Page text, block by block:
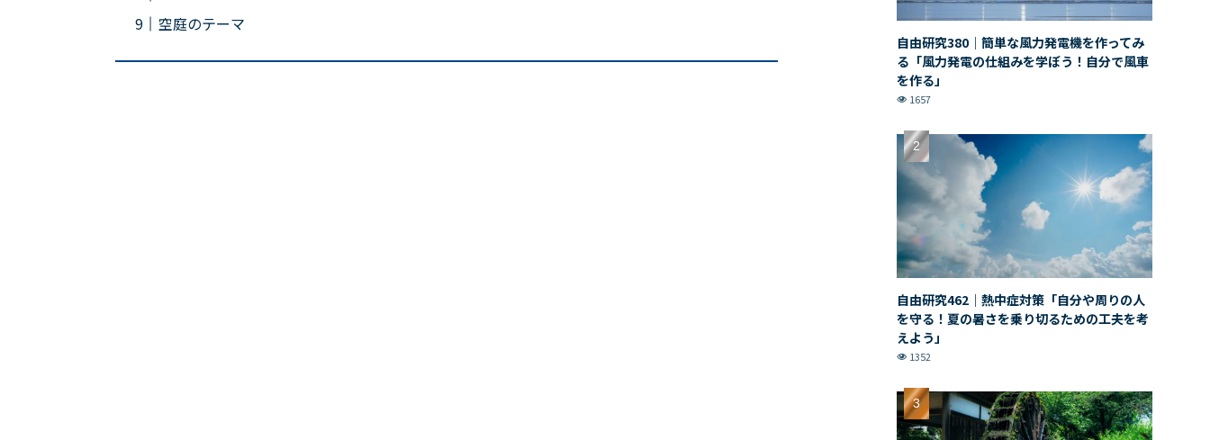
空庭のテーマ
自由研究380｜簡単な風力発電機を作ってみ
る「風力発電の仕組みを学ぼう！自分で風車
を作る」
1657
自由研究462｜熱中症対策「自分や周りの人
を守る！夏の暑さを乗り切るための工夫を考
えよう」
1352